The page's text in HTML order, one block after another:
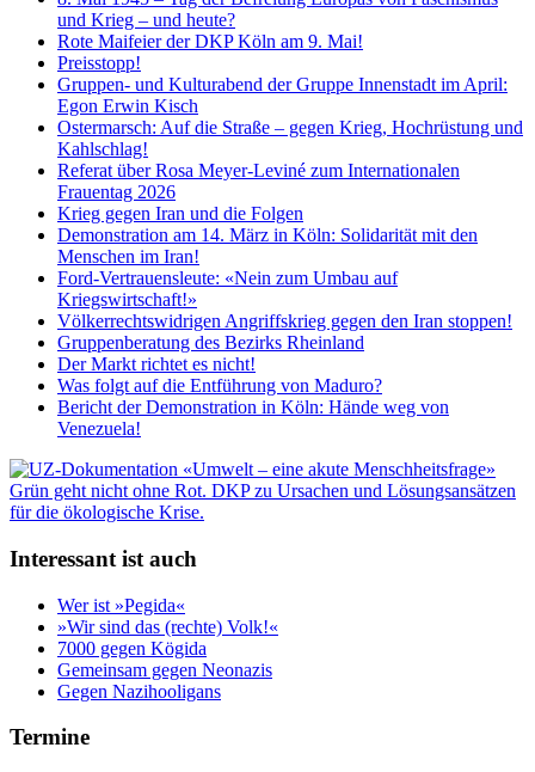
und Krieg – und heute?
Rote Maifeier der DKP Köln am 9. Mai!
Preisstopp!
Gruppen- und Kulturabend der Gruppe Innenstadt im April:
Egon Erwin Kisch
Ostermarsch: Auf die Straße – gegen Krieg, Hochrüstung und
Kahlschlag!
Referat über Rosa Meyer-Leviné zum Internationalen
Frauentag 2026
Krieg gegen Iran und die Folgen
Demonstration am 14. März in Köln: Solidarität mit den
Menschen im Iran!
Ford-Vertrauensleute: «Nein zum Umbau auf
Kriegswirtschaft!»
Völkerrechtswidrigen Angriffskrieg gegen den Iran stoppen!
Gruppenberatung des Bezirks Rheinland
Der Markt richtet es nicht!
Was folgt auf die Entführung von Maduro?
Bericht der Demonstration in Köln: Hände weg von
Venezuela!
Interessant ist auch
Wer ist »Pegida«
»Wir sind das (rechte) Volk!«
7000 gegen Kögida
Gemeinsam gegen Neonazis
Gegen Nazihooligans
Termine